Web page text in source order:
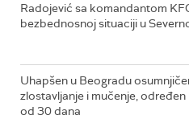
Radojević sa komandantom
bezbednosnoj situaciji u
Uhapšen u Beogradu
zlostavljanje i mučenje,
od 30 dana